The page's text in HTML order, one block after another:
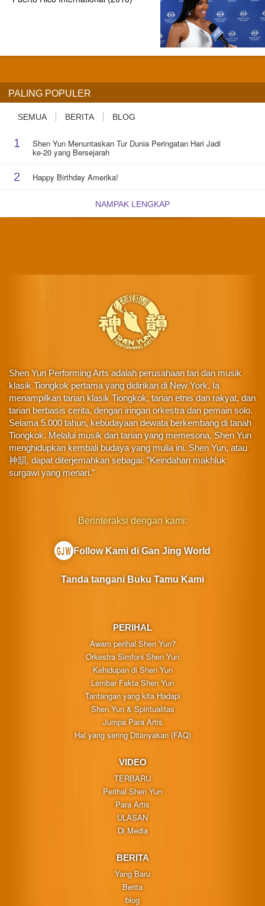
PALING POPULER
SEMUA BERITA BLOG
1 Shen Yun Menuntaskan Tur Dunia Peringatan Hari Jadi
ke-20 yang Bersejarah
2 Happy Birthday Amerika!
NAMPAK LENGKAP
Shen Yun Performing Arts adalah perusahaan tari dan musik
klasik Tiongkok pertama yang didirikan di New York. Ia
menampilkan tarian klasik Tiongkok, tarian etnis dan rakyat, dan
tarian berbasis cerita, dengan iringan orkestra dan pemain solo.
Selama 5.000 tahun, kebudayaan dewata berkembang di tanah
Tiongkok. Melalui musik dan tarian yang memesona, Shen Yun
menghidupkan kembali budaya yang mulia ini. Shen Yun, atau
神韻, dapat diterjemahkan sebagai: "Keindahan makhluk
surgawi yang menari."
PERIHAL
Awam perihal Shen Yun?
Orkestra Simfoni Shen Yun
Kehidupan di Shen Yun
Lembar Fakta Shen Yun
Tantangan yang kita Hadapi
Shen Yun & Spiritualitas
Jumpa Para Artis
Hal yang sering Ditanyakan (FAQ)
VIDEO
TERBARU
Perihal Shen Yun
Para Artis
ULASAN
Di Media
BERITA
Yang Baru
Berita
blog
Berinteraksi dengan kami:
Follow Kami di Gan Jing World
Tanda tangani Buku Tamu Kami